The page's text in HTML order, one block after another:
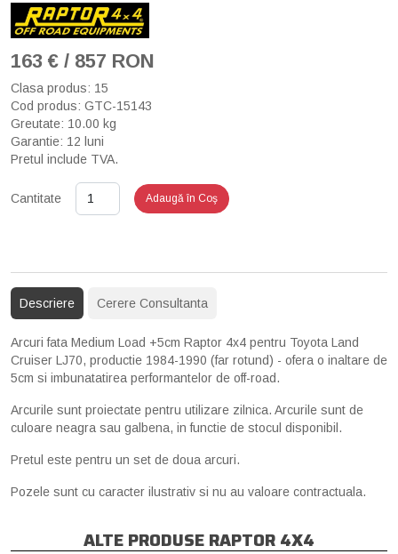
163 € / 857 RON
Clasa produs: 15
Cod produs: GTC-15143
Greutate: 10.00 kg
Garantie: 12 luni
Pretul include TVA.
Cantitate Adaugă în Coş
Descriere Cerere Consultanta
Arcuri fata Medium Load +5cm Raptor 4x4 pentru Toyota Land
Cruiser LJ70, productie 1984-1990 (far rotund) - ofera o inaltare de
5cm si imbunatatirea performantelor de off-road.
Arcurile sunt proiectate pentru utilizare zilnica. Arcurile sunt de
culoare neagra sau galbena, in functie de stocul disponibil.
Pretul este pentru un set de doua arcuri.
Pozele sunt cu caracter ilustrativ si nu au valoare contractuala.
ALTE PRODUSE RAPTOR 4X4